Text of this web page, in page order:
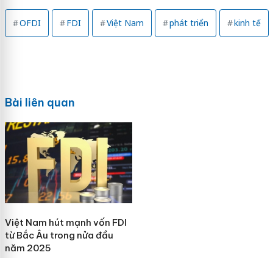
OFDI FDI Việt Nam phát triển kinh tế
Bài liên quan
Việt Nam hút mạnh vốn FDI
từ Bắc Âu trong nửa đầu
năm 2025